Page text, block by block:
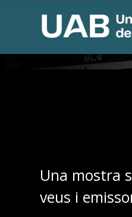
Una mostra
veus i